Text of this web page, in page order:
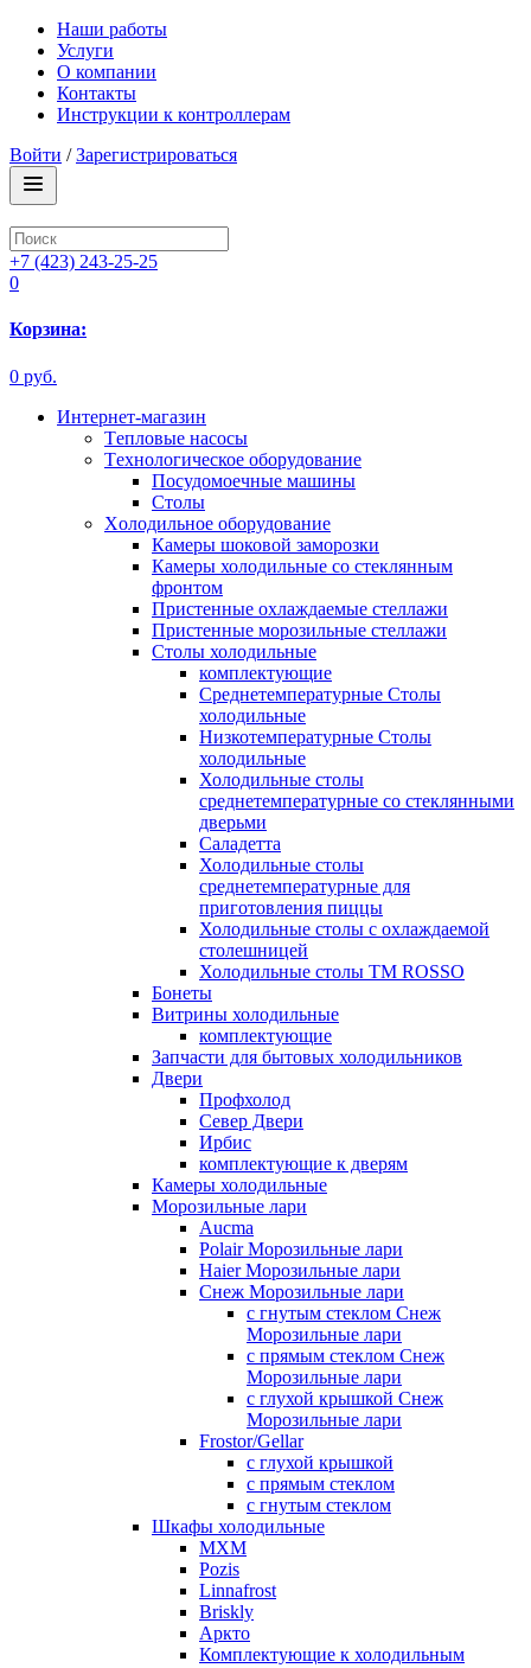
Наши работы
Услуги
О компании
Контакты
Инструкции к контроллерам
Войти /Зарегистрироваться
+7 (423) 243-25-25
0
Корзина:
0 руб.
Интернет-магазин
Tепловые насосы
Tехнологическое оборудование
Посудомоечные машины
Столы
Xолодильное оборудование
Камеры шоковой заморозки
Камеры холодильные со стеклянным
фронтом
Пристенные охлаждаемые стеллажи
Пристенные морозильные стеллажи
Столы холодильные
комплектующие
Среднетемпературные Столы
холодильные
Низкотемпературные Столы
холодильные
Холодильные столы
среднетемпературные со стеклянными
дверьми
Саладетта
Холодильные столы
среднетемпературные для
приготовления пиццы
Холодильные столы с охлаждаемой
столешницей
Холодильные столы ТМ ROSSO
Бонеты
Витрины холодильные
комплектующие
Запчасти для бытовых холодильников
Двери
Профхолод
Север Двери
Ирбис
комплектующие к дверям
Камеры холодильные
Морозильные лари
Aucma
Polair Морозильные лари
Haier Морозильные лари
Снеж Морозильные лари
с гнутым стеклом Снеж
Морозильные лари
с прямым стеклом Снеж
Морозильные лари
с глухой крышкой Снеж
Морозильные лари
Frostor/Gellar
с глухой крышкой
с прямым стеклом
с гнутым стеклом
Шкафы холодильные
МХМ
Pozis
Linnafrost
Briskly
Аркто
Комплектующие к холодильным